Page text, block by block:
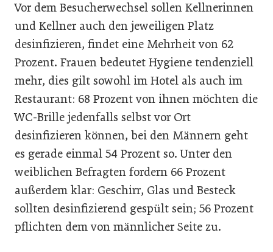
Vor dem Besucherwechsel sollen Kellnerinnen
und Kellner auch den jeweiligen Platz
desinfizieren, findet eine Mehrheit von 62
Prozent. Frauen bedeutet Hygiene tendenziell
mehr, dies gilt sowohl im Hotel als auch im
Restaurant: 68 Prozent von ihnen möchten die
WC-Brille jedenfalls selbst vor Ort
desinfizieren können, bei den Männern geht
es gerade einmal 54 Prozent so. Unter den
weiblichen Befragten fordern 66 Prozent
außerdem klar: Geschirr, Glas und Besteck
sollten desinfizierend gespült sein; 56 Prozent
pflichten dem von männlicher Seite zu.